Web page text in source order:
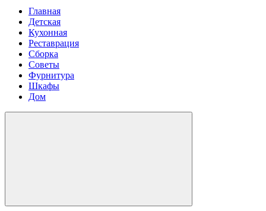
Главная
Детская
Кухонная
Реставрация
Сборка
Советы
Фурнитура
Шкафы
Дом